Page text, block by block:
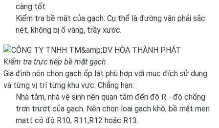
càng tốt.
Kiểm tra bề mặt của gạch: Cụ thể là đường vân phải sắc
nét, không bị ố vàng, trầy xước.
Kiểm tra trực tiếp bề mặt gạch
Gia đình nên chọn gạch ốp lát phù hợp với mục đích sử dụng
và từng vị trí từng khu vực. Chẳng hạn:
Nhà tắm, nhà vệ sinh nên quan tâm đến độ R - độ chống
trơn trượt của gạch. Nên chọn loại gạch khô, bề mặt men
matt có độ R10, R11,R12 hoặc R13.